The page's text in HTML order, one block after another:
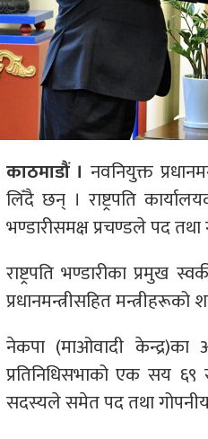
काठमाडौं । नवनियुक्त
लिँदै छन् । राष्ट्रपति
भण्डारीसमक्ष प्रचण्डले पद
राष्ट्रपति भण्डारीका प्रमुख
प्रधानमन्त्रीसहित
नेकपा (माओवादी केन्द्र)का
प्रतिनिधिसभाको एक सय
सदस्यले समेत पद तथा